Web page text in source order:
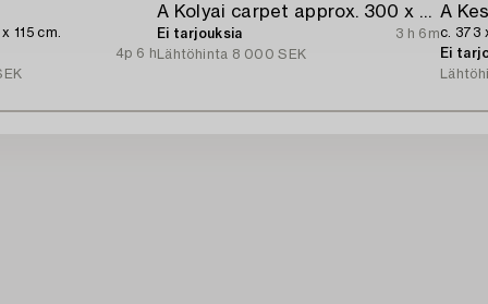
115 cm.
4p 6 h
A Kolyai carpet approx. 300 x 215 cm.
Ei tarjouksia
3 h 6m
Lähtöhinta 8 000 SEK
A
c. 373
Ei